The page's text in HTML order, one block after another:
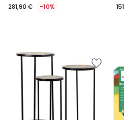
281,90 € -10%